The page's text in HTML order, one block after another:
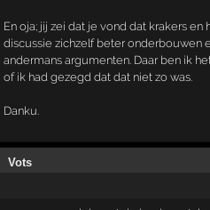
En oja; jij zei dat je vond dat krakers en
discussie zichzelf beter onderbouwen
andermans argumenten. Daar ben ik
of ik had gezegd dat dat niet zo was.
Danku.
Vots